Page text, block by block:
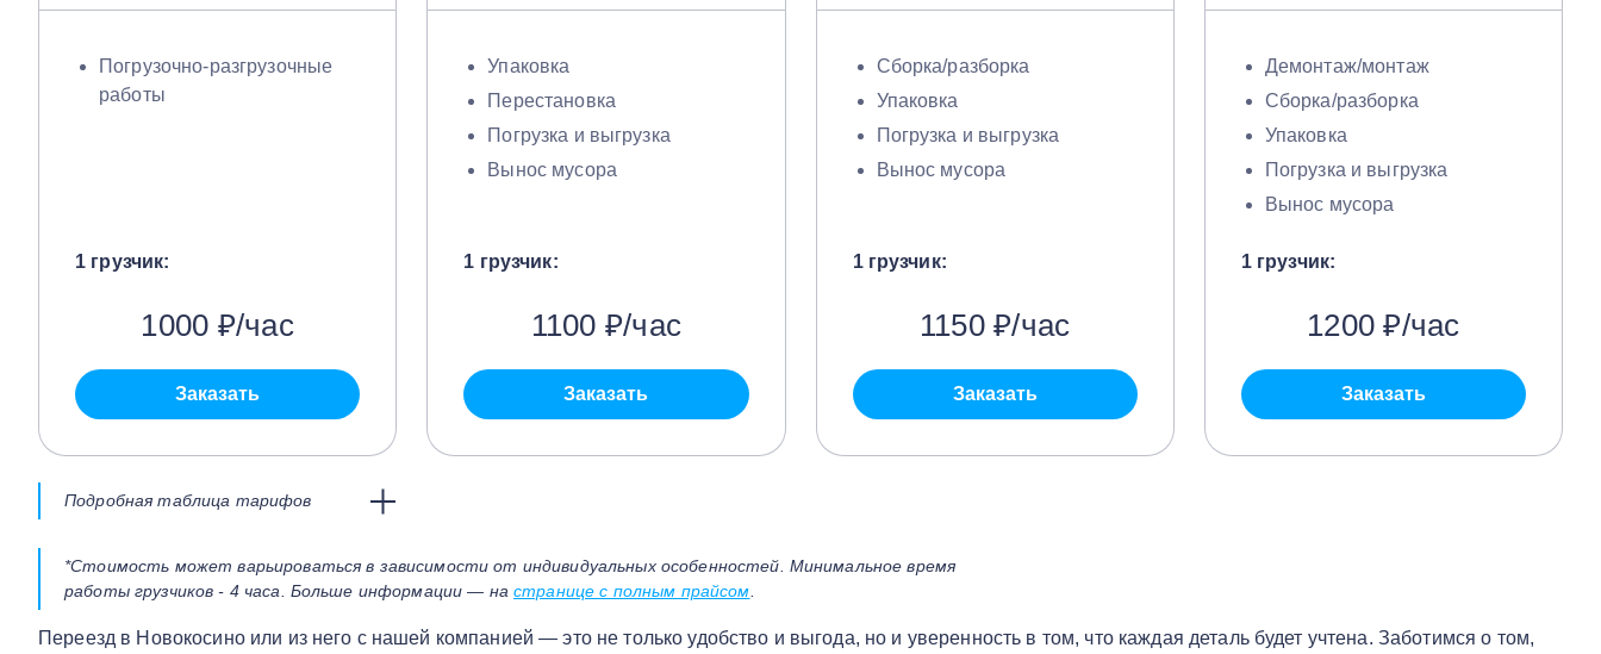
Погрузочно-разгрузочные
работы
1 грузчик:
1000 ₽/час
Заказать
Упаковка
Перестановка
Погрузка и выгрузка
Вынос мусора
1 грузчик:
1100 ₽/час
Заказать
Сборка/разборка
Упаковка
Погрузка и выгрузка
Вынос мусора
1 грузчик:
1150 ₽/час
Заказать
Демонтаж/монтаж
Сборка/разборка
Упаковка
Погрузка и выгрузка
Вынос мусора
1 грузчик:
1200 ₽/час
Заказать
Подробная таблица тарифов
*Стоимость может варьироваться в зависимости от индивидуальных особенностей. Минимальное время
работы грузчиков - 4 часа. Больше информации — настранице с полным прайсом
Переезд в Новокосино или из него с нашей компанией — это не только удобство и выгода, но и уверенность в том, что каждая деталь будет учтена. Заботимся о том,